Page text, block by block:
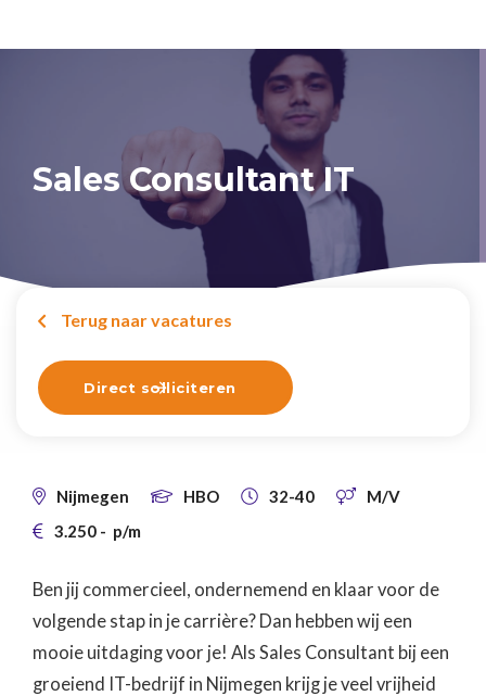
Sales Consultant IT
 Terug naar vacatures
Direct solliciteren

 Nijmegen  HBO  32-40  M/V
 3.250 - p/m
Ben jij commercieel, ondernemend en klaar voor de
volgende stap in je carrière? Dan hebben wij een
mooie uitdaging voor je! Als Sales Consultant bij een
groeiend IT-bedrijf in Nijmegen krijg je veel vrijheid